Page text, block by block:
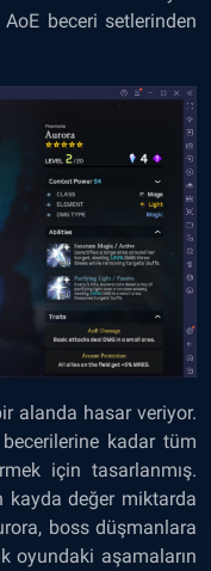
beceri setlerinden
alanda hasar veriyor.
kadar tüm
için tasarlanmış.
kayda değer miktarda
boss düşmanlara
oyundaki aşamaların